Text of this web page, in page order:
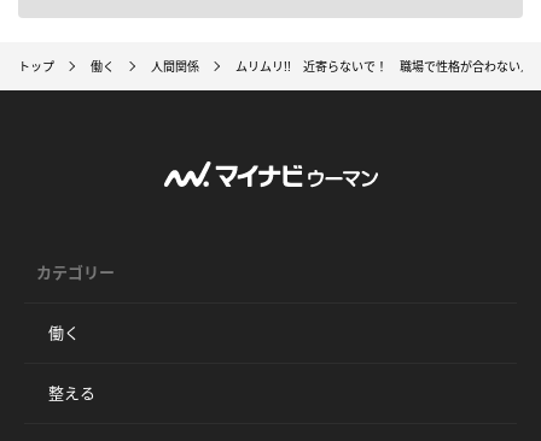
トップ 働く 人間関係 ムリムリ!! 近寄らないで！ 職場で性格が合わない人
カテゴリー
働く
整える